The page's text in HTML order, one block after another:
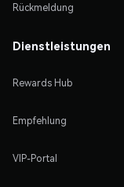
Rückmeldung
Dienstleistungen
Rewards Hub
Empfehlung
VIP-Portal